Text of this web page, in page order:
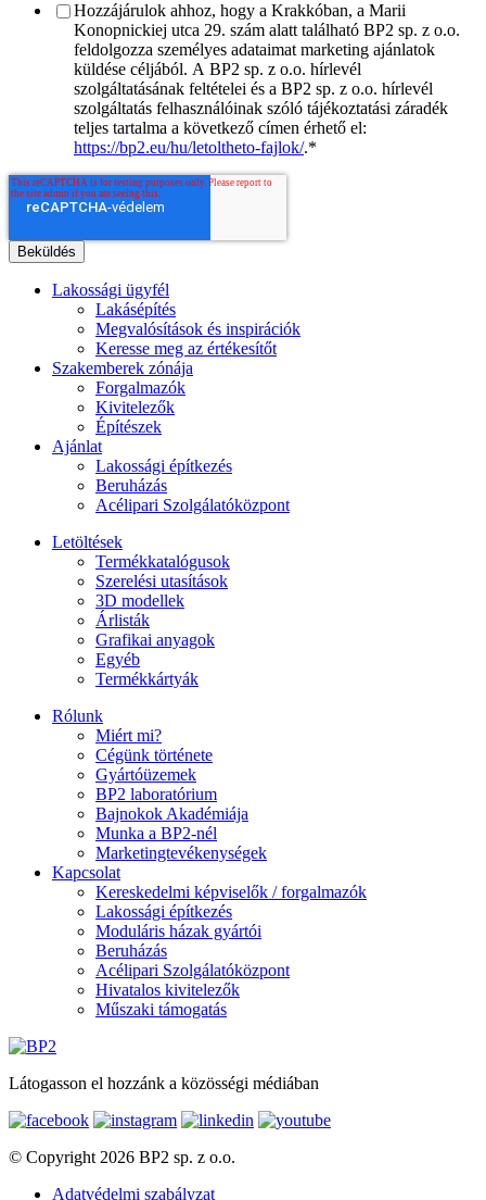
Hozzájárulok ahhoz, hogy a Krakkóban, a Marii
Konopnickiej utca 29. szám alatt található BP2 sp. z o.o.
feldolgozza személyes adataimat marketing ajánlatok
küldése céljából. A BP2 sp. z o.o. hírlevél
szolgáltatásának feltételei és a BP2 sp. z o.o. hírlevél
szolgáltatás felhasználóinak szóló tájékoztatási záradék
teljes tartalma a következő címen érhető el:
https://bp2.eu/hu/letoltheto-fajlok/.*
Lakossági ügyfél
Lakásépítés
Megvalósítások és inspirációk
Keresse meg az értékesítőt
Szakemberek zónája
Forgalmazók
Kivitelezők
Építészek
Ajánlat
Lakossági építkezés
Beruházás
Acélipari Szolgálatóközpont
Letöltések
Termékkatalógusok
Szerelési utasítások
3D modellek
Árlisták
Grafikai anyagok
Egyéb
Termékkártyák
Rólunk
Miért mi?
Cégünk története
Gyártóüzemek
BP2 laboratórium
Bajnokok Akadémiája
Munka a BP2-nél
Marketingtevékenységek
Kapcsolat
Kereskedelmi képviselők / forgalmazók
Lakossági építkezés
Moduláris házak gyártói
Beruházás
Acélipari Szolgálatóközpont
Hivatalos kivitelezők
Műszaki támogatás
Látogasson el hozzánk a közösségi médiában
© Copyright 2026 BP2 sp. z o.o.
Adatvédelmi szabályzat